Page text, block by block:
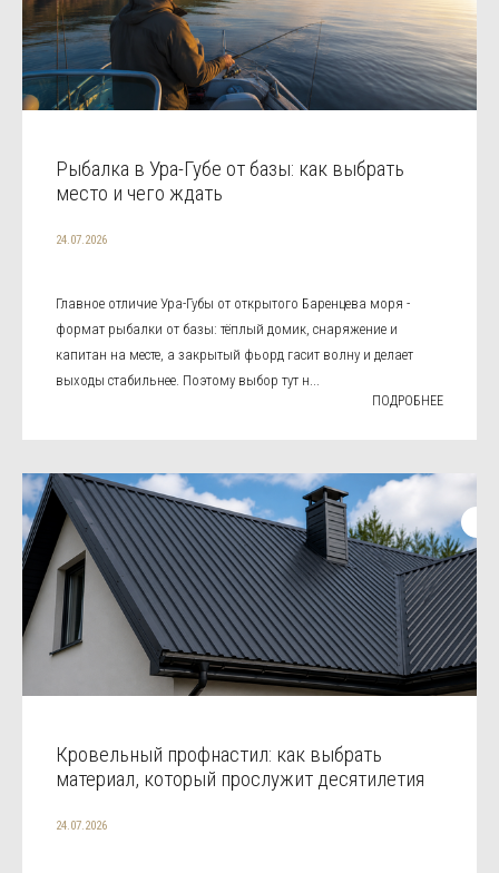
Рыбалка в Ура-Губе от базы: как выбрать
место и чего ждать
24.07.2026
Главное отличие Ура-Губы от открытого Баренцева моря -
формат рыбалки от базы: тёплый домик, снаряжение и
капитан на месте, а закрытый фьорд гасит волну и делает
выходы стабильнее. Поэтому выбор тут н...
ПОДРОБНЕЕ
Кровельный профнастил: как выбрать
материал, который прослужит десятилетия
24.07.2026